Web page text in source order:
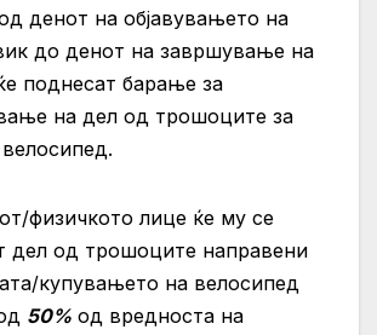
денот на објавувањето на
до денот на завршување на
поднесат барање за
на дел од трошоците за
физичкото лице ќе му се
дел од трошоците направени
купувањето на велосипед
50% од вредноста на